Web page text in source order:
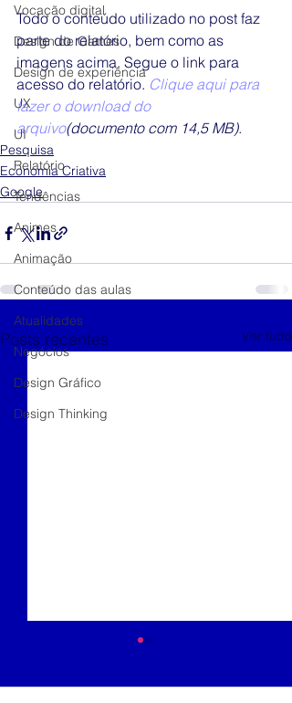
Vocação digital
Design de Games
Design de experiência
UX
UI
Relatório
Tendências
Animes
Animação
Conteúdo das aulas
Atualidades
Negócios
Design Gráfico
Design Thinking
Todo o conteúdo utilizado no post faz
parte do relatório, bem como as
imagens acima. Segue o link para
acesso do relatório. Clique aqui para
fazer o download do
arquivo(documento com 14,5 MB).
Pesquisa
Economia Criativa
Google
Posts recentes Ver tudo